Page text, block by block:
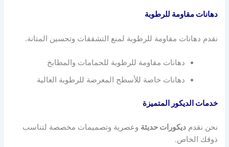
دهانات مقاومة للرطوبة
نقدم دهانات مقاومة للرطوبة لمنع التشققات وتحسين المتانة.
دهانات مقاومة للرطوبة للحمامات والمطابخ
دهانات خاصة للأسطح المعرضة للرطوبة العالية
خدمات الديكور المتميزة
نحن نقدمديكورات حديثة وعصرية وتصميمات مخصصة لتناسب
ذوقك الخاص.